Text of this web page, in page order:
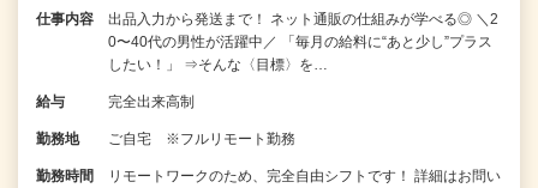
仕事内容
出品入力から発送まで！ ネット通販の仕組みが学べる◎ ＼2
0〜40代の男性が活躍中／ 「毎月の給料に“あと少し”プラス
したい！」 ⇒そんな〈目標〉を…
給与 完全出来高制
勤務地 ご自宅 ※フルリモート勤務
勤務時間
リモートワークのため、完全自由シフトです！ 詳細はお問い